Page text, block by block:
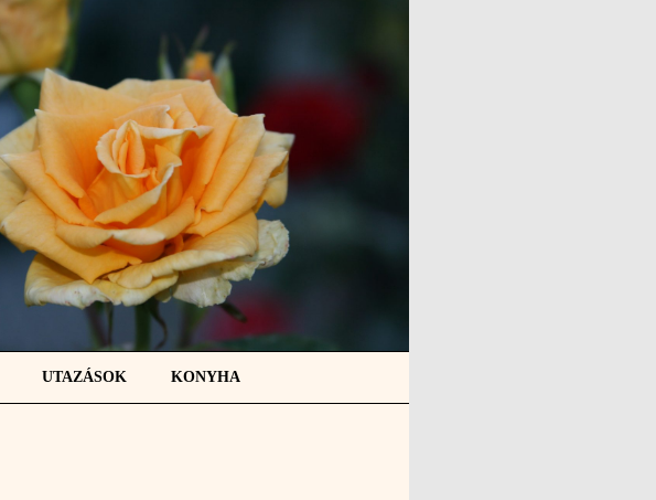
UTAZÁSOK KONYHA